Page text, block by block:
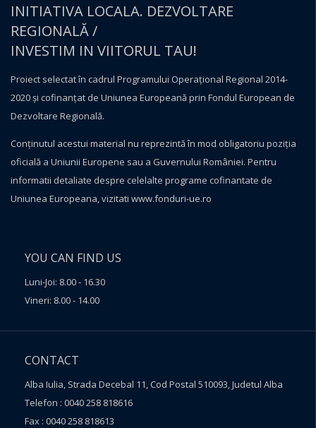
INITIATIVA LOCALA. DEZVOLTARE
REGIONALĂ /
INVESTIM IN VIITORUL TAU!
Proiect selectat în cadrul Programului Operațional Regional 2014-
2020 și cofinanțat de Uniunea Europeană prin Fondul European de
Dezvoltare Regională.
Conţinutul acestui material nu reprezintă în mod obligatoriu poziţia
oficială a Uniunii Europene sau a Guvernului României. Pentru
informatii detaliate despre celelalte programe cofinantate de
Uniunea Europeana, vizitati www.fonduri-ue.ro
YOU CAN FIND US
Luni-Joi: 8.00 - 16.30
Vineri: 8.00 - 14.00
CONTACT
Alba Iulia, Strada Decebal 11, Cod Postal 510093, Judetul Alba
Telefon : 0040 258 818616
Fax : 0040 258 818613